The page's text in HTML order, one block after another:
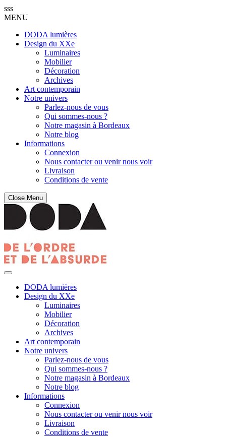
sss
MENU
DODA lumières
Design du XXe
Luminaires
Mobilier
Décoration
Archives
Art contemporain
Notre univers
Parlez-nous de vous
Qui sommes-nous ?
Notre magasin à Bordeaux
Notre blog
Informations
Connexion
Nous contacter ou venir nous voir
Livraison
Conditions de vente
Close Menu
DODA lumières
Design du XXe
Luminaires
Mobilier
Décoration
Archives
Art contemporain
Notre univers
Parlez-nous de vous
Qui sommes-nous ?
Notre magasin à Bordeaux
Notre blog
Informations
Connexion
Nous contacter ou venir nous voir
Livraison
Conditions de vente